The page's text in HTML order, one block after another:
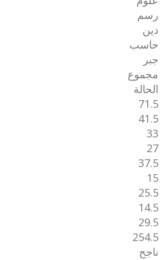
رسم
دين
حاسب
جبر
مجموع
الحالة
71.5
41.5
33
27
37.5
15
25.5
14.5
29.5
254.5
ناجح